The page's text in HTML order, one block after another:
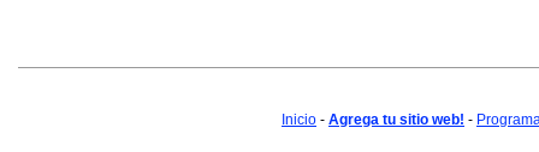
Inicio - Agrega tu sitio web! -